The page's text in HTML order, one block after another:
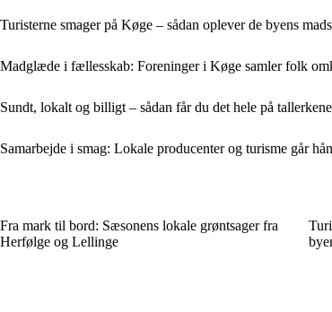
Turisterne smager på Køge – sådan oplever de byens
Madglæde i fællesskab: Foreninger i Køge samler folk
Sundt, lokalt og billigt – sådan får du det hele på
Samarbejde i smag: Lokale producenter og turisme går
Fra mark til bord: Sæsonens lokale grøntsager fra
Herfølge og Lellinge